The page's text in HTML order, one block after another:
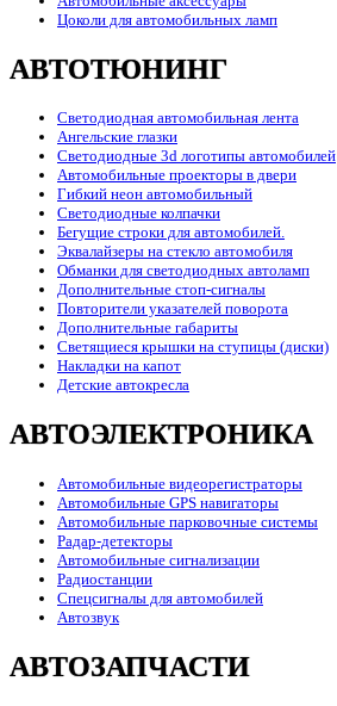
Цоколи для автомобильных ламп
АВТОТЮНИНГ
Светодиодная автомобильная лента
Ангельские глазки
Светодиодные 3d логотипы автомобилей
Автомобильные проекторы в двери
Гибкий неон автомобильный
Светодиодные колпачки
Бегущие строки для автомобилей.
Эквалайзеры на стекло автомобиля
Обманки для светодиодных автоламп
Дополнительные стоп-сигналы
Повторители указателей поворота
Дополнительные габариты
Светящиеся крышки на ступицы (диски)
Накладки на капот
Детские автокресла
АВТОЭЛЕКТРОНИКА
Автомобильные видеорегистраторы
Автомобильные GPS навигаторы
Автомобильные парковочные системы
Радар-детекторы
Автомобильные сигнализации
Радиостанции
Спецсигналы для автомобилей
Автозвук
АВТОЗАПЧАСТИ